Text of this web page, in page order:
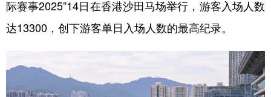
科技 科创 量子 体育
文化 书画 健康 军事
政务
中央文件 金融 汽车
际赛事2025”14日在香港沙田马场举行，游客入场人数
达13300，创下游客单日入场人数的最高纪录。